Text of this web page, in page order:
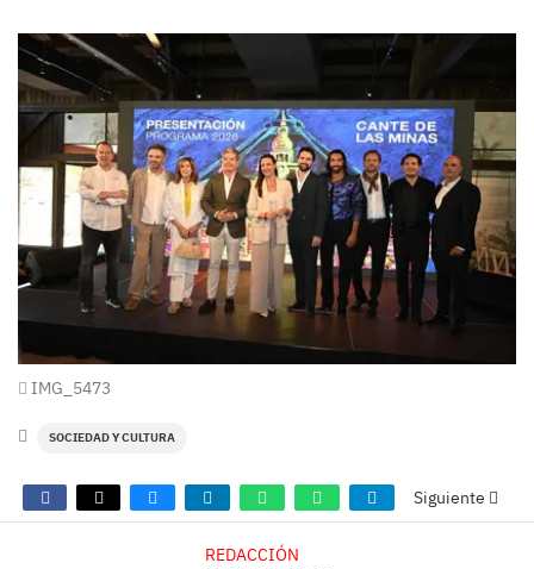
IMG_5473
SOCIEDAD Y CULTURA
Siguiente
REDACCIÓN